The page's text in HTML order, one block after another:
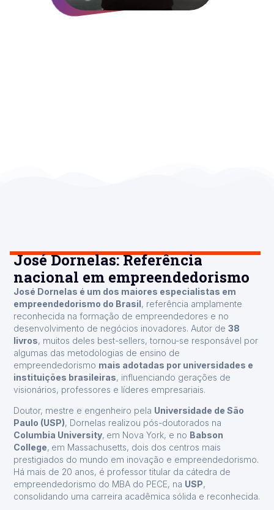
José Dornelas: Referência
nacional em empreendedorismo
José Dornelas é um dos maiores especialistas em
empreendedorismo do Brasil, referência amplamente
reconhecida na formação de empreendedores e no
desenvolvimento de negócios inovadores. Autor de38
livros, muitos deles best-sellers, tornou-se responsável por
algumas das metodologias de ensino de
empreendedorismo mais adotadas por universidades e
instituições brasileiras, influenciando gerações de
visionários, professores e líderes empresariais.
Doutor, mestre e engenheiro pela Universidade de São
Paulo (USP), Dornelas realizou pós-doutorados na
Columbia University, em Nova York, e no Babson
College, em Massachusetts, dois dos centros mais
prestigiados do mundo em inovação e empreendedorismo.
Há mais de 20 anos, é professor titular da cátedra de
empreendedorismo do MBA do PECE, na USP,
consolidando uma carreira acadêmica sólida e reconhecida.